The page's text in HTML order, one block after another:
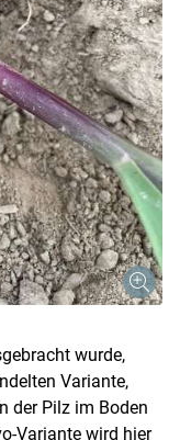
wurde,
Variante,
der Pilz im Boden
Variante wird hier